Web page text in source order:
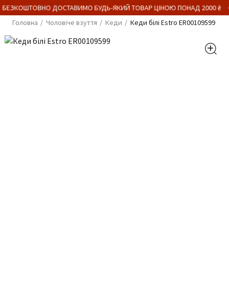
ДОСТАВИМО БУДЬ-ЯКИЙ ТОВАР ЦІНОЮ ПОНАД 2000 ₴
Головна
Чоловіче взуття Кеди Кеди білі Estro ER00109599